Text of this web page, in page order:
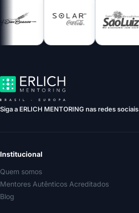
Siga a ERLICH MENTORING nas redes sociais
Institucional
Quem somos
Mentores Autênticos Acreditados
Blog